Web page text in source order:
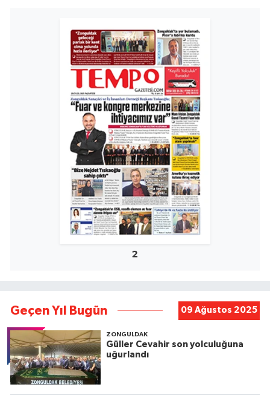
2
Geçen Yıl Bugün 09 Ağustos 2025
ZONGULDAK
Güller Cevahir son yolculuğuna
uğurlandı